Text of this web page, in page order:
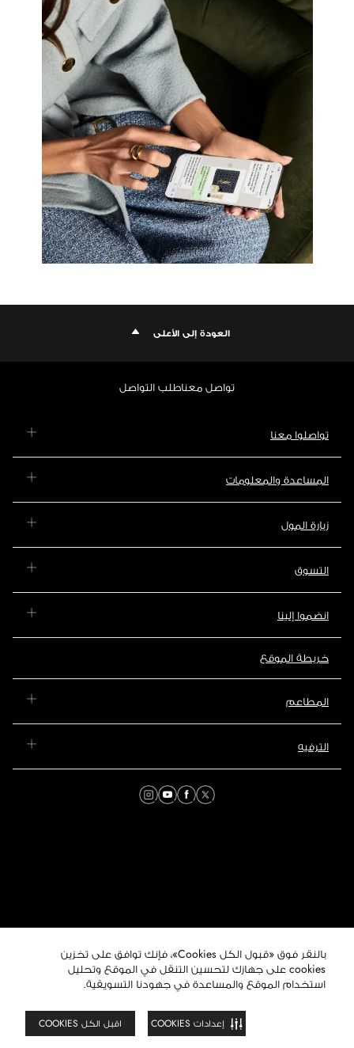
بالنقر فوق «قبول الكل Cookies»، فإنك توافق على تخزين
cookies على جهازك لتحسين التنقل في الموقع وتحليل
استخدام الموقع والمساعدة في جهودنا التسويقية.
اقبل الكل COOKIES إعدادات COOKIES
العودة إلى الأعلى
تواصل معناطلب التواصل
تواصلوا معنا
المساعدة والمعلومات
زيارة المول
التسوق
انضموا إلينا
خريطة الموقع
المطاعم
الترفيه
© 2026 مول عُمان. جميع
الحقوق محفوظة. هذا الموقع
تابع لمجموعة ماجد الفطيم
العقارية.